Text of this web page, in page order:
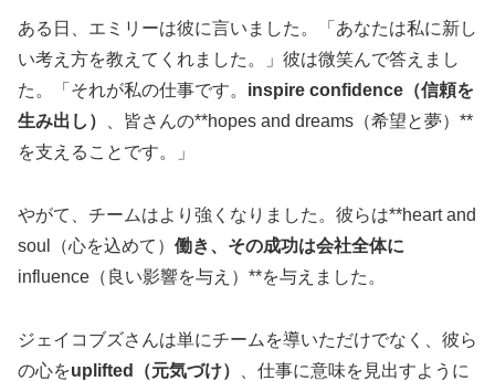
ある日、エミリーは彼に言いました。「あなたは私に新し
い考え方を教えてくれました。」彼は微笑んで答えまし
た。「それが私の仕事です。 inspire confidence（信頼を
生み出し）
、皆さんの**hopes and dreams（希望と夢）**
を支えることです。」
やがて、チームはより強くなりました。彼らは**heart and
soul（心を込めて） 働き、その成功は会社全体に
influence（良い影響を与え）**を与えました。
ジェイコブズさんは単にチームを導いただけでなく、彼ら
の心をuplifted（元気づけ）
、仕事に意味を見出すように